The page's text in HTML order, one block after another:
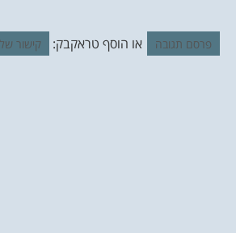
פרסם תגובה או הוסף טראקבק: קישור